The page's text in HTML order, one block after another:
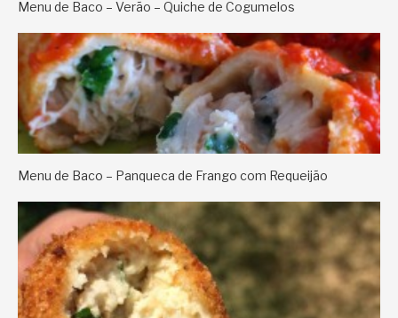
Menu de Baco – Verão – Quiche de Cogumelos
Menu de Baco – Panqueca de Frango com Requeijão